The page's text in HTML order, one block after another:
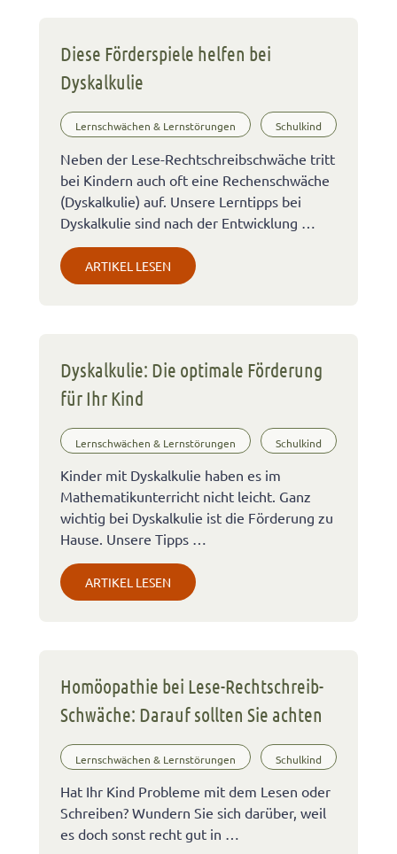
Diese Förderspiele helfen bei
Dyskalkulie
Lernschwächen & Lernstörungen Schulkind
Neben der Lese-Rechtschreibschwäche tritt
bei Kindern auch oft eine Rechenschwäche
(Dyskalkulie) auf. Unsere Lerntipps bei
Dyskalkulie sind nach der Entwicklung …
ARTIKEL LESEN
Dyskalkulie: Die optimale Förderung
für Ihr Kind
Lernschwächen & Lernstörungen Schulkind
Kinder mit Dyskalkulie haben es im
Mathematikunterricht nicht leicht. Ganz
wichtig bei Dyskalkulie ist die Förderung zu
Hause. Unsere Tipps …
ARTIKEL LESEN
Homöopathie bei Lese-Rechtschreib-
Schwäche: Darauf sollten Sie achten
Lernschwächen & Lernstörungen Schulkind
Hat Ihr Kind Probleme mit dem Lesen oder
Schreiben? Wundern Sie sich darüber, weil
es doch sonst recht gut in …